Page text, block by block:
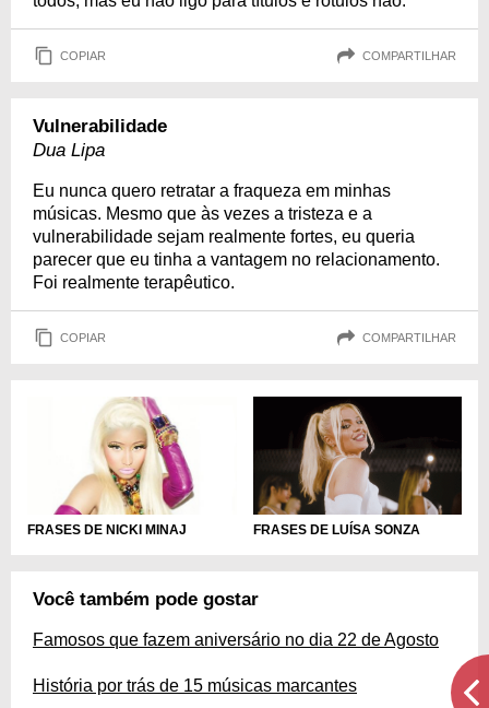
COPIAR COMPARTILHAR
Vulnerabilidade
Dua Lipa
Eu nunca quero retratar a fraqueza em minhas
músicas. Mesmo que às vezes a tristeza e a
vulnerabilidade sejam realmente fortes, eu queria
parecer que eu tinha a vantagem no relacionamento.
Foi realmente terapêutico.
COPIAR COMPARTILHAR
FRASES DE NICKI MINAJ FRASES DE LUÍSA SONZA
Você também pode gostar
Famosos que fazem aniversário no dia 22 de Agosto
História por trás de 15 músicas marcantes